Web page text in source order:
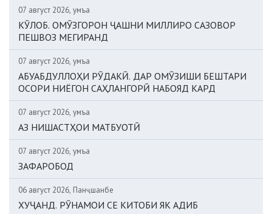
07 август 2026, Ҷумъа
КӮЛОБ. ОМӮЗГОРОН ҶАШНИ МИЛЛИРО САЗОВОР
ПЕШВОЗ МЕГИРАНД
07 август 2026, Ҷумъа
АБУАБДУЛЛОҲИ РӮДАКӢ. ДАР ОМӮЗИШИ БЕШТАРИ
ОСОРИ НИЁГОН САҲЛАНГОРӢ НАБОЯД КАРД
07 август 2026, Ҷумъа
АЗ НИШАСТҲОИ МАТБУОТӢ
07 август 2026, Ҷумъа
ЗАФАРОБОД
06 август 2026, Панҷшанбе
ХУҶАНД. РӮНАМОИ СЕ КИТОБИ ЯК АДИБ